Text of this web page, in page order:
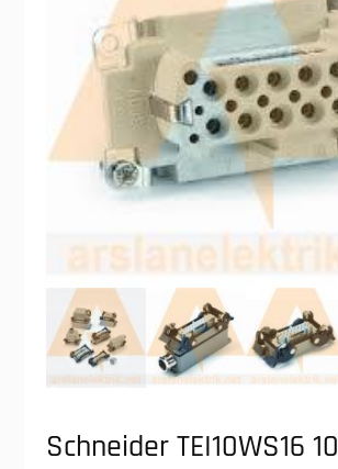
Schneider TEI10WS16 10